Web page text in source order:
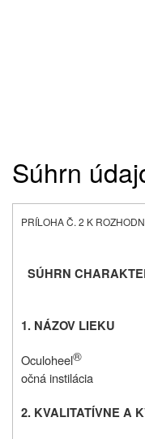
Súhrn
PRÍLOHA Č. 2 K
SÚHRN
1. NÁZOV LIEKU
Oculoheel®
očná instilácia
2. KVALITATÍVNE A